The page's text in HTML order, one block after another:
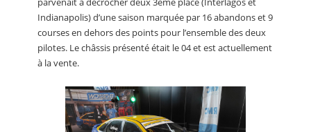
Indianapolis) d’une saison marquée par 16 abandons et 9
courses en dehors des points pour l’ensemble des deux
pilotes. Le châssis présenté était le 04 et est actuellement
à la vente.